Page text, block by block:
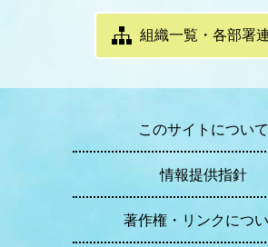
組織一覧・各部署
このサイトについて
情報提供指針
著作権・リンクにつ